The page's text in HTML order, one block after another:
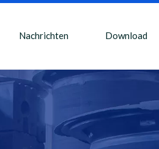
Nachrichten Download